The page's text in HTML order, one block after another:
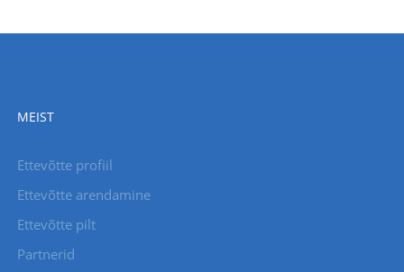
MEIST
Ettevõtte profiil
Ettevõtte arendamine
Ettevõtte pilt
Partnerid